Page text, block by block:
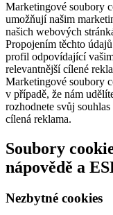
Marketingové soubory
umožňují našim
našich webových
Propojením těchto
profil odpovídající
relevantnější cílené
Marketingové soubory
v případě, že nám
rozhodnete svůj
cílená reklama.
Soubory
nápovědě a
Nezbytné cookies